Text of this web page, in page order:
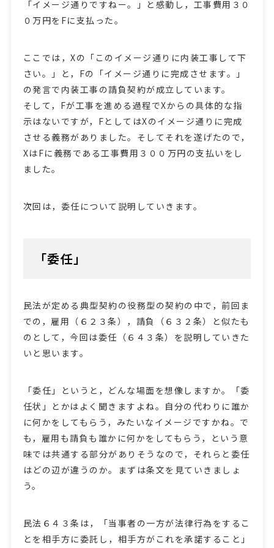
「イメージ通りですねー。」と感動し，工事費用３０
０万円をFに支払った。
ここでは，Xの「このイメージ通りに内装工事して下
さい。」と，Fの「イメージ通りに完成させます。」
の発言で内装工事の請負契約が成立しています。
そして，Fが工事を進める過程でXからの具体的な指
示はないですが，FとしてはXのイメージ通りに完成
させる義務がありました。そしてそれを遂げたので，
XはFに義務である工事費用３００万円の支払いをし
ました。
次回は，委任について説明していきます。
「委任」
民法が定める典型契約の役務型の契約の中で，前回ま
での，雇用（６２３条），請負（６３２条）と似たも
のとして，今回は委任（６４３条）を説明していきた
いと思います。
「委任」というと，どんな場面を想像しますか。「委
任状」とかはよく聞きますよね。自分の代わりに誰か
に何かをしてもらう，みたいなイメージですかね。で
も，雇用も請負も誰かに何かをしてもらう，という意
味では共通する部分がありそうなので，それらと委任
はどの辺が違うのか。まずは条文を見ていきましょ
う。
民法６４３条は，「当事者の一方が法律行為をするこ
とを相手方に委託し，相手方がこれを承諾すること」